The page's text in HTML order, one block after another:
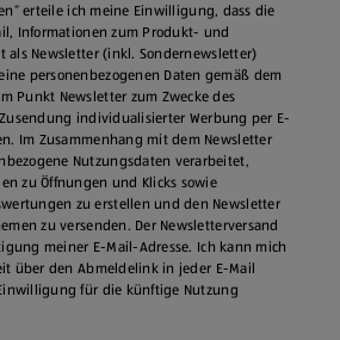
erteile ich meine Einwilligung, dass die
Informationen zum Produkt- und
als Newsletter (inkl. Sondernewsletter)
personenbezogenen Daten gemäß dem
Punkt Newsletter zum Zwecke des
individualisierter Werbung per E-
Im Zusammenhang mit dem Newsletter
Nutzungsdaten verarbeitet,
zu Öffnungen und Klicks sowie
zu erstellen und den Newsletter
zu versenden. Der Newsletterversand
meiner E-Mail-Adresse. Ich kann mich
über den Abmeldelink in jeder E‑Mail
für die künftige Nutzung